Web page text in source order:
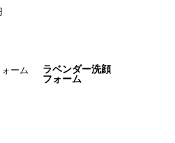
ラベンダー洗顔
フォーム